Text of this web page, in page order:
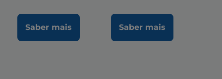
Saber mais Saber mais